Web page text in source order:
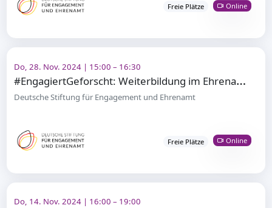
Freie Plätze Online
Do, 28. Nov. 2024 | 15:00 – 16:30
#
EngagiertGeforscht: Weiterbildung im Ehrenamt – Zwischen Selbststeuerung und Formalisierung
Deutsche Stiftung für Engagement und Ehrenamt
Freie Plätze Online
Do, 14. Nov. 2024 | 16:00 – 19:00